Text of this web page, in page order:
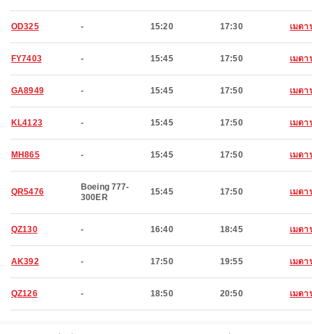
OD325 - 15:20 17:30 เมดา
FY7403 - 15:45 17:50 เมดา
GA8949 - 15:45 17:50 เมดา
KL4123 - 15:45 17:50 เมดา
MH865 - 15:45 17:50 เมดา
QR5476
Boeing 777-
300ER
15:45 17:50 เมดา
QZ130 - 16:40 18:45 เมดา
AK392 - 17:50 19:55 เมดา
QZ126 - 18:50 20:50 เมดา